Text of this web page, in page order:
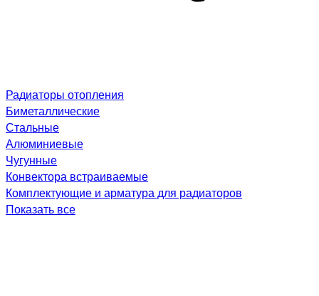
Радиаторы отопления
Биметаллические
Стальные
Алюминиевые
Чугунные
Конвектора встраиваемые
Комплектующие и арматура для радиаторов
Показать все